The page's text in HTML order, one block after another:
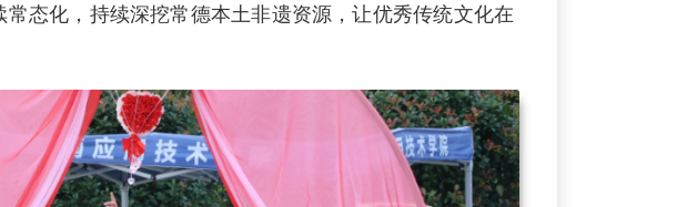
态化，持续深挖常德本土非遗资源，让优秀传统文化在